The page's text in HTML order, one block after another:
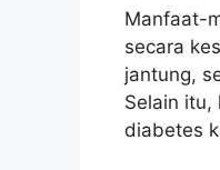
Manfaat-
secara
jantung,
Selain itu,
diabetes